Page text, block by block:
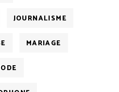
JOURNALISME
MARIAGE